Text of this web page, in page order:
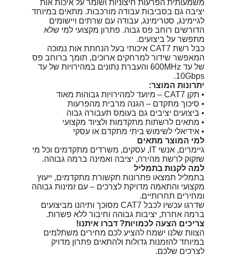
משמעותית הפרעות חיצוניות ושומר על איכות אות
יציבה גם בסביבות עבודה מורכבות. מתאים במיוחד
לגיימינג, סטרימינג, עבודה עם שרתים ויישומים
הדורשים רוחב פס גבוה. פתרון מקצועי למי שלא
מתפשר על ביצועים.
כבל רשת CAT7 איכותי בעל הנחתת אות נמוכה
המאפשר שידור למרחקים ארוכים, תומך ברוחב פס
של עד 600MHz והעברת נתונים במהירויות של עד
10Gbps.
יתרונות המוצר:
• תקן CAT7 – מיועד למהירויות גבוהות מאוד
• סיכוך מתקדם – הגנה מרבית מהפרעות
• ביצועים יציבים גם בעומס תעבורה גבוה
• מתאים לרשתות מתקדמות ולציוד מקצועי
• אידיאלי לשימוש ביתי מתקדם או עסקי
למי המוצר מתאים
גיימרים, אנשי IT, עסקים, משרדים מתקדמים וכל מי
שזקוק לרשת מהירה, יציבה ואמינה ברמה גבוהה.
למה לקנות בתמליל
בתמליל תמצאו פתרונות תקשורת מתקדמים, ייעוץ
מקצועי והתאמה מדויקת לצרכים – עם זמינות גבוהה
ומחירים תחרותיים.
שדרגו עכשיו לכבל CAT7 מסוכך ותיהנו מביצועים
ברמה אחרת, יציבות גבוהה וחיבור ללא פשרות.
צריכים הצעה לכמויות? דברו איתנו!
הצוות שלנו ישמח להציע לכם מחירים משתלמים
במיוחד להזמנות גדולות ולהתאים פתרון מדויק
לצרכים שלכם.